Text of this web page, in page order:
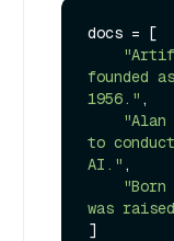
docs = [
founded
1956." ,
to
AI." ,
was
]